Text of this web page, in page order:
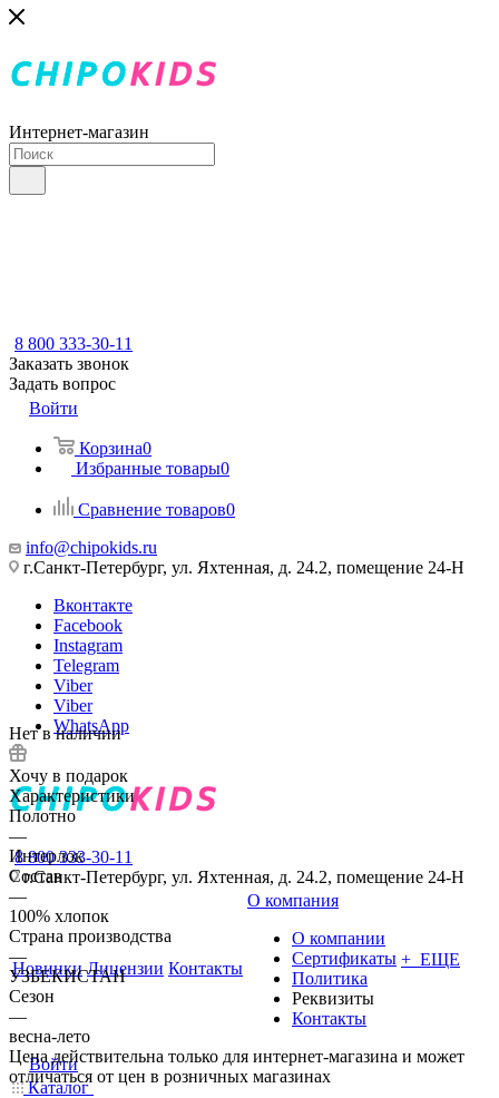
Интернет-магазин
8 800 333-30-11
Заказать звонок
Задать вопрос
Войти
Корзина0
Избранные товары0
Сравнение товаров0
info@chipokids.ru
г.Санкт-Петербург, ул. Яхтенная, д. 24.2, помещение 24-Н
Вконтакте
Facebook
Instagram
Telegram
Viber
Viber
WhatsApp
8 800 333-30-11
г.Санкт-Петербург, ул. Яхтенная, д. 24.2, помещение 24-Н
Новинки Лицензии Контакты
О компания
О компании
Сертификаты
Политика
Реквизиты
Контакты
+ ЕЩЕ
Войти
Каталог
Нет в наличии
Хочу в подарок
Характеристики
Полотно
—
Интерлок
Состав
—
100% хлопок
Страна производства
—
УЗБЕКИСТАН
Сезон
—
весна-лето
Цена действительна только для интернет-магазина и может
отличаться от цен в розничных магазинах